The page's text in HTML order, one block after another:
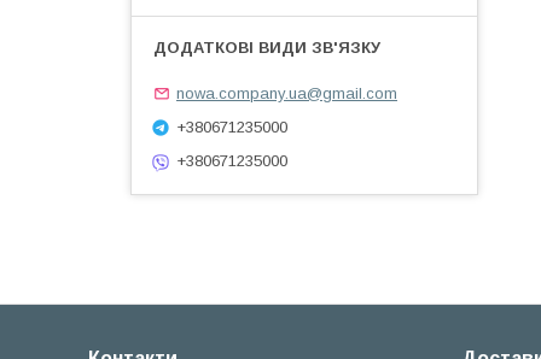
nowa.company.ua@gmail.com
+380671235000
+380671235000